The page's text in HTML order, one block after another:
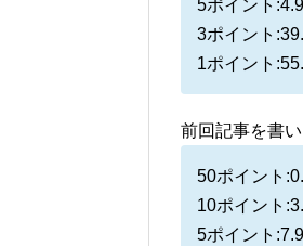
5ポイント
3ポイント
1ポイント
前回記事を書
50ポイント
10ポイント
5ポイント